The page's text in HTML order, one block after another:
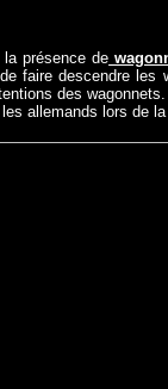
présence de
faire descendre les
des
allemands lors de